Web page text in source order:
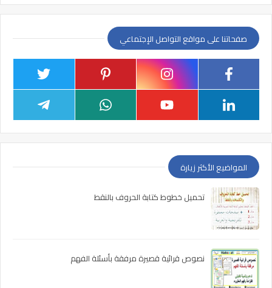
صفحاتنا على مواقع التواصل الإجتماعي
المواضيع الأكثر زيارة
تحميل خطوط كتابة الحروف بالنقط
نصوص قرائية قصيرة مرفقة بأسئلة الفهم